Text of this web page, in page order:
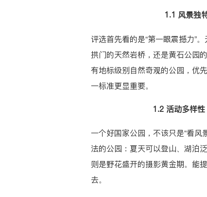
1.1 风景独
评选首先看的是“第一眼震撼力”
拱门的天然岩桥，还是黄石公园
有地标级别自然奇观的公园，优
一标准更显重要。
1.2 活动多样
一个好国家公园，不该只是“看风
法的公园：夏天可以登山、湖泊
则是野花盛开的摄影黄金期。能
去。